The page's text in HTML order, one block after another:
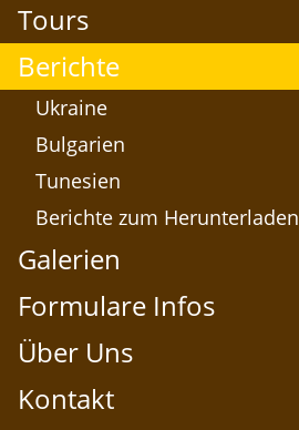
Tours
Berichte
Ukraine
Bulgarien
Tunesien
Berichte zum Herunterladen
Galerien
Formulare Infos
Über Uns
Kontakt